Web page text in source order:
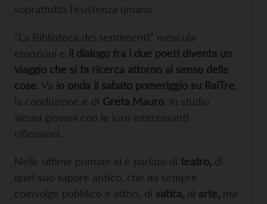
soprattutto l’esistenza umana.
“La Biblioteca dei sentimenti” mescola
emozioni e il dialogo fra i due poeti diventa un
viaggio che si fa ricerca attorno al senso delle
cose. Va in onda il sabato pomeriggio su RaiTre
la conduzione è di Greta Mauro , in studio
alcuni giovani con le loro interessanti
riflessioni.
Nelle ultime puntate si è parlato di teatro, di
quel suo sapore antico, che da sempre
coinvolge pubblico e attori, di satira, di arte, ma